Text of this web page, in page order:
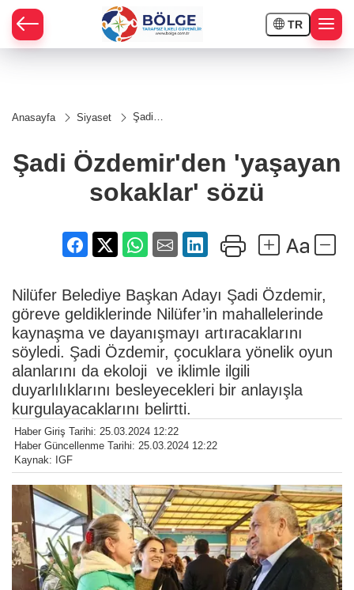
TR
Anasayfa Siyaset
Şadi
sokaklar'
sözü
Şadi Özdemir'den 'yaşayan
sokaklar' sözü
Nilüfer Belediye Başkan Adayı Şadi Özdemir,
göreve geldiklerinde Nilüfer’in mahallelerinde
kaynaşma ve dayanışmayı artıracaklarını
söyledi. Şadi Özdemir, çocuklara yönelik oyun
alanlarını da ekoloji ve iklimle ilgili
duyarlılıklarını besleyecekleri bir anlayışla
kurgulayacaklarını belirtti.
Haber Giriş Tarihi: 25.03.2024 12:22
Haber Güncellenme Tarihi: 25.03.2024 12:22
Kaynak: IGF